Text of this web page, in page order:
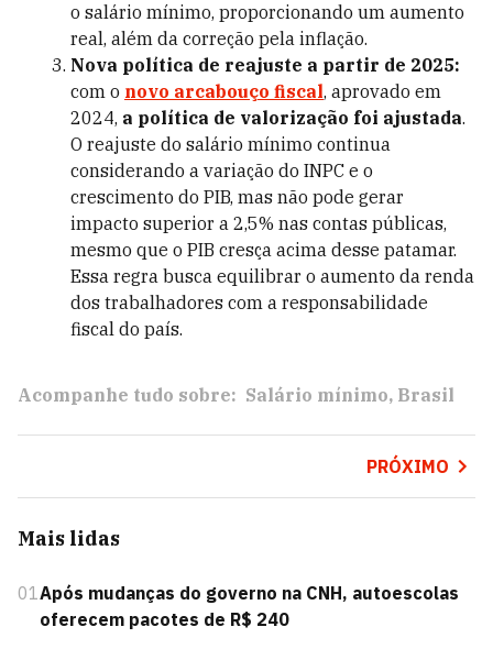
o salário mínimo, proporcionando um aumento
real, além da correção pela inflação.
Nova política de reajuste a partir de 2025:
com o novo arcabouço fiscal, aprovado em
2024, a política de valorização foi ajustada.
O reajuste do salário mínimo continua
considerando a variação do INPC e o
crescimento do PIB, mas não pode gerar
impacto superior a 2,5% nas contas públicas,
mesmo que o PIB cresça acima desse patamar.
Essa regra busca equilibrar o aumento da renda
dos trabalhadores com a responsabilidade
fiscal do país.
Acompanhe tudo sobre: Salário mínimo Brasil
PRÓXIMO
Mais lidas
01Após mudanças do governo na CNH, autoescolas
oferecem pacotes de R$ 240